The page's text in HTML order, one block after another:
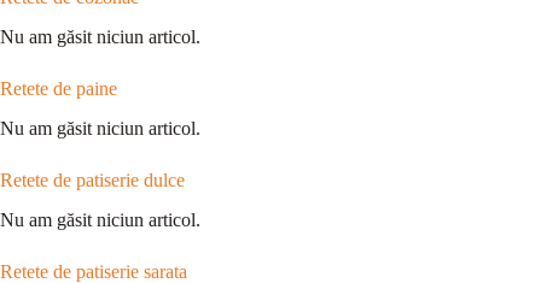
Nu am găsit niciun articol.
Retete de paine
Nu am găsit niciun articol.
Retete de patiserie dulce
Nu am găsit niciun articol.
Retete de patiserie sarata